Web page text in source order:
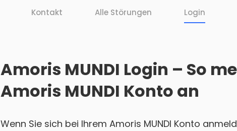
Kontakt Alle Störungen Login
Amoris MUNDI Login – So
Amoris MUNDI Konto an
Wenn Sie sich bei Ihrem Amoris MUNDI Konto